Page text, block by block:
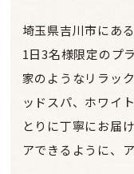
埼玉県吉川市にあ
1日3名様限定のプ
家のようなリラッ
ッドスパ、ホワイ
とりに丁寧にお届
アできるように、